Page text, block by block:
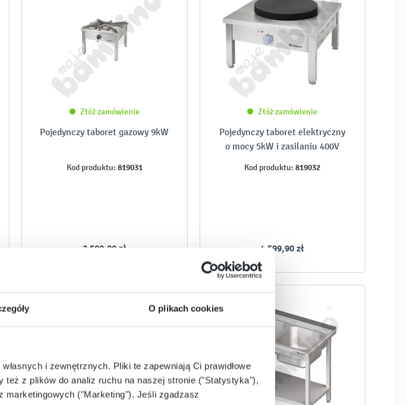
O plikach cookies
i zewnętrznych. Pliki te zapewniają Ci prawidłowe
też z plików do analiz ruchu na naszej stronie ("Statystyka"),
marketingowych ("Marketing"). Jeśli zgadzasz
Złóż zamówienie
Pojedynczy taboret gazowy 9kW
Kod produktu: 819031
2 599,90 zł
Złóż zamówienie
Pojedynczy taboret elektryczny
o mocy 5kW i zasilaniu 400V
Kod produktu: 819032
4 599,90 zł